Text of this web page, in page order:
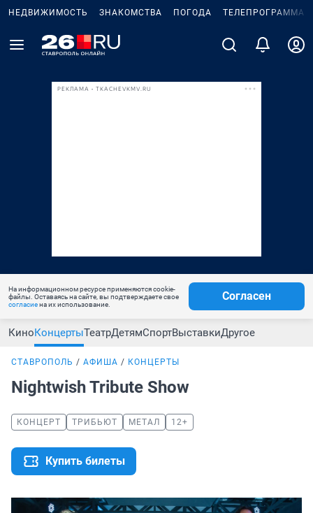
НЕДВИЖИМОСТЬ ЗНАКОМСТВА ПОГОДА ТЕЛЕПРОГРАММА
РЕКЛАМА • TKACHEVKMV.RU
На информационном ресурсе применяются cookie-
файлы. Оставаясь на сайте, вы подтверждаете свое
согласиена их использование.
Согласен
КиноКонцертыТеатрДетямСпортВыставкиДругое
СТАВРОПОЛЬ АФИША КОНЦЕРТЫ
Nightwish Tribute Show
КОНЦЕРТ ТРИБЬЮТ МЕТАЛ 12+
Купить билеты